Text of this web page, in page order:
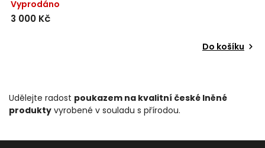
Vyprodáno
3 000 Kč
Do košíku
Udělejte radost poukazem na kvalitní české lněné
produkty vyrobené v souladu s přírodou.